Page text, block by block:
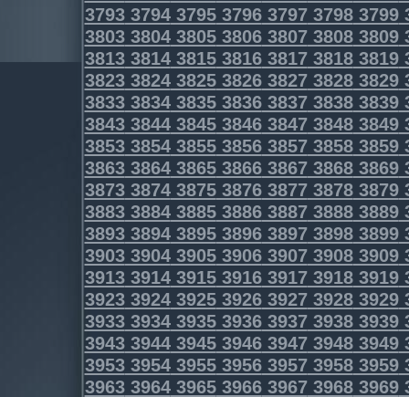
3793379437953796379737983799
3803380438053806380738083809
3813381438153816381738183819
3823382438253826382738283829
3833383438353836383738383839
3843384438453846384738483849
3853385438553856385738583859
3863386438653866386738683869
3873387438753876387738783879
3883388438853886388738883889
3893389438953896389738983899
3903390439053906390739083909
3913391439153916391739183919
3923392439253926392739283929
3933393439353936393739383939
3943394439453946394739483949
3953395439553956395739583959
3963396439653966396739683969